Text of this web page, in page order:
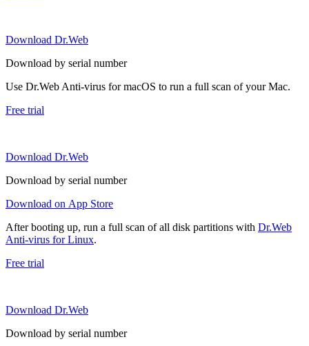
Download Dr.Web
Download by serial number
Use Dr.Web Anti-virus for macOS to run a full scan of your Mac.
Free trial
Download Dr.Web
Download by serial number
Download on App Store
After booting up, run a full scan of all disk partitions with Dr.Web
Anti-virus for Linux.
Free trial
Download Dr.Web
Download by serial number